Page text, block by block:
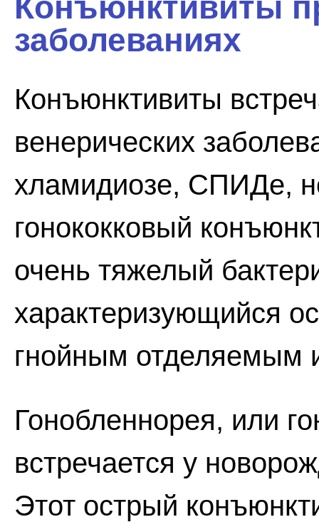
заболеваниях
Конъюнктивиты
венерических
хламидиозе, СПИДе,
гонококковый
очень тяжелый
характеризующийся
гнойным отделяемым
Гонобленнорея, или
встречается у
Этот острый